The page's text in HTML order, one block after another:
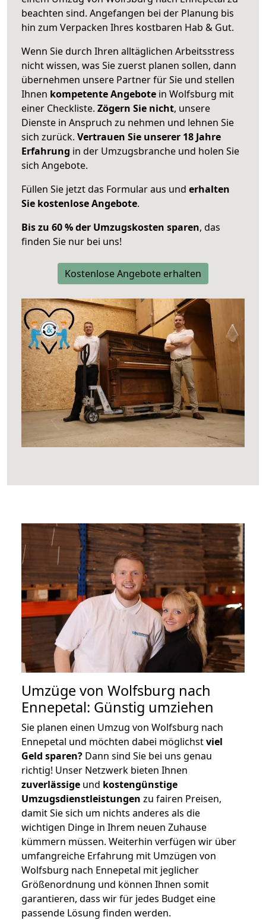
beachten sind. Angefangen bei der Planung bis
hin zum Verpacken Ihres kostbaren Hab & Gut.
Wenn Sie durch Ihren alltäglichen Arbeitsstress
nicht wissen, was Sie zuerst planen sollen, dann
übernehmen unsere Partner für Sie und stellen
Ihnen kompetente Angebote in Wolfsburg mit
einer Checkliste. Zögern Sie nicht, unsere
Dienste in Anspruch zu nehmen und lehnen Sie
sich zurück. Vertrauen Sie unserer 18 Jahre
Erfahrung in der Umzugsbranche und holen Sie
sich Angebote.
Füllen Sie jetzt das Formular aus und erhalten
Sie kostenlose Angebote.
Bis zu 60 % der Umzugskosten sparen, das
finden Sie nur bei uns!
Kostenlose Angebote erhalten
Umzüge von Wolfsburg nach
Ennepetal: Günstig umziehen
Sie planen einen Umzug von Wolfsburg nach
Ennepetal und möchten dabei möglichstviel
Geld sparen? Dann sind Sie bei uns genau
richtig! Unser Netzwerk bieten Ihnen
zuverlässige und kostengünstige
Umzugsdienstleistungen zu fairen Preisen,
damit Sie sich um nichts anderes als die
wichtigen Dinge in Ihrem neuen Zuhause
kümmern müssen. Weiterhin verfügen wir über
umfangreiche Erfahrung mit Umzügen von
Wolfsburg nach Ennepetal mit jeglicher
Größenordnung und können Ihnen somit
garantieren, dass wir für jedes Budget eine
passende Lösung finden werden.